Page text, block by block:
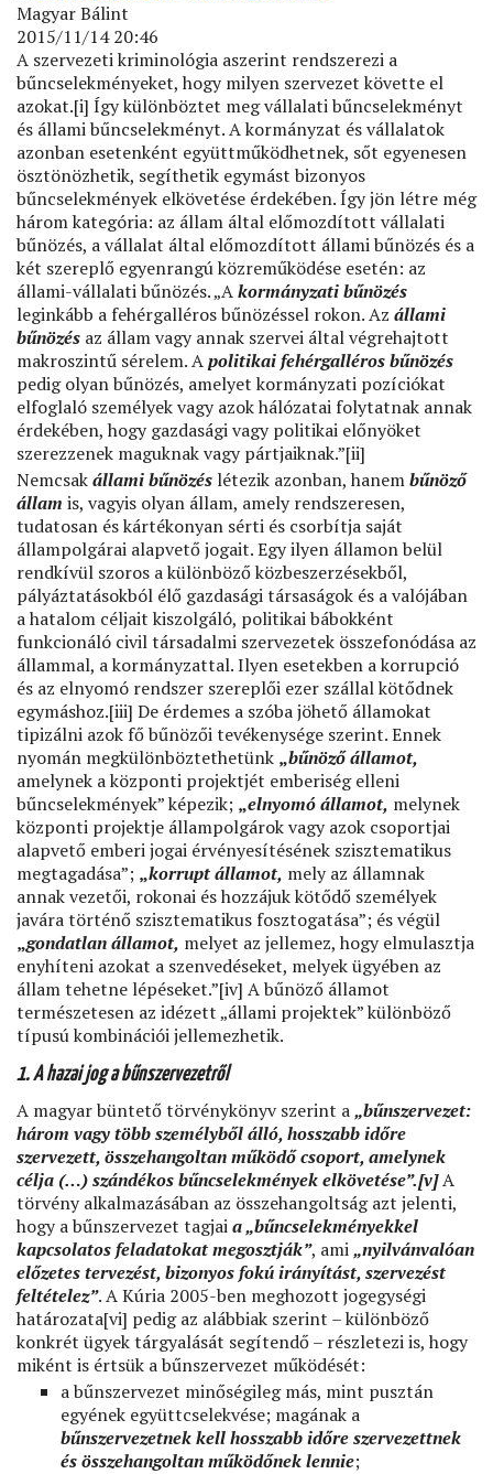
Magyar Bálint
2015/11/14 20:46
A szervezeti kriminológia aszerint rendszerezi a
bűncselekményeket, hogy milyen szervezet követte el
azokat.[i] Így különböztet meg vállalati bűncselekményt
és állami bűncselekményt. A kormányzat és vállalatok
azonban esetenként együttműködhetnek, sőt egyenesen
ösztönözhetik, segíthetik egymást bizonyos
bűncselekmények elkövetése érdekében. Így jön létre még
három kategória: az állam által előmozdított vállalati
bűnözés, a vállalat által előmozdított állami bűnözés és a
két szereplő egyenrangú közreműködése esetén: az
állami-vállalati bűnözés. „Akormányzati bűnözés
leginkább a fehérgalléros bűnözéssel rokon. Az állami
bűnözés az állam vagy annak szervei által végrehajtott
makroszintű sérelem. Apolitikai fehérgalléros bűnözés
pedig olyan bűnözés, amelyet kormányzati pozíciókat
elfoglaló személyek vagy azok hálózatai folytatnak annak
érdekében, hogy gazdasági vagy politikai előnyöket
szerezzenek maguknak vagy pártjaiknak.”[ii]
Nemcsakállami bűnözés létezik azonban, hanembűnöző
állam is, vagyis olyan állam, amely rendszeresen,
tudatosan és kártékonyan sérti és csorbítja saját
állampolgárai alapvető jogait. Egy ilyen államon belül
rendkívül szoros a különböző közbeszerzésekből,
pályáztatásokból élő gazdasági társaságok és a valójában
a hatalom céljait kiszolgáló, politikai bábokként
funkcionáló civil társadalmi szervezetek összefonódása az
állammal, a kormányzattal. Ilyen esetekben a korrupció
és az elnyomó rendszer szereplői ezer szállal kötődnek
egymáshoz.[iii] De érdemes a szóba jöhető államokat
tipizálni azok fő bűnözői tevékenysége szerint. Ennek
nyomán megkülönböztethetünk „bűnöző államot,
amelynek a központi projektjét emberiség elleni
bűncselekmények” képezik; „elnyomó államot, melynek
központi projektje állampolgárok vagy azok csoportjai
alapvető emberi jogai érvényesítésének szisztematikus
megtagadása”; „korrupt államot, mely az államnak
annak vezetői, rokonai és hozzájuk kötődő személyek
javára történő szisztematikus fosztogatása”; és végül
„gondatlan államot, melyet az jellemez, hogy elmulasztja
enyhíteni azokat a szenvedéseket, melyek ügyében az
állam tehetne lépéseket.”[iv] A bűnöző államot
természetesen az idézett „állami projektek” különböző
típusú kombinációi jellemezhetik.
1. ​A hazai jog a bűnszervezetről
A magyar büntető törvénykönyv szerint a„bűnszervezet:
három vagy több személyből álló, hosszabb időre
szervezett, összehangoltan működő csoport, amelynek
célja (…) szándékos bűncselekmények elkövetése”.[v]A
törvény alkalmazásában az összehangoltság azt jelenti,
hogy a bűnszervezet tagjaia „bűncselekményekkel
kapcsolatos feladatokat megosztják”, ami„nyilvánvalóan
előzetes tervezést, bizonyos fokú irányítást, szervezést
feltételez”. A Kúria 2005-ben meghozott jogegységi
határozata[vi] pedig az alábbiak szerint – különböző
konkrét ügyek tárgyalását segítendő – részletezi is, hogy
miként is értsük a bűnszervezet működését:
a bűnszervezet minőségileg más, mint pusztán
egyének együttcselekvése; magának a
bűnszervezetnek kell hosszabb időre szervezettnek
és összehangoltan működőnek lennie;